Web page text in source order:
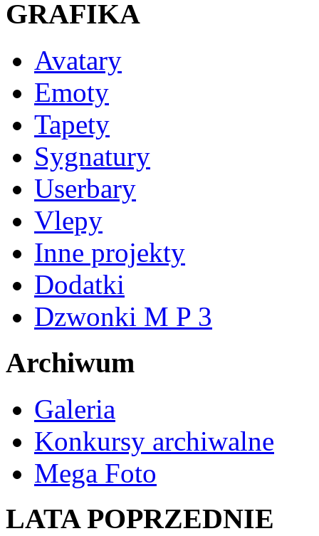
GRAFIKA
Avatary
Emoty
Tapety
Sygnatury
Userbary
Vlepy
Inne projekty
Dodatki
Dzwonki M P 3
Archiwum
Galeria
Konkursy archiwalne
Mega Foto
LATA POPRZEDNIE